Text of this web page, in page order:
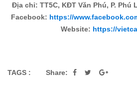
Địa chỉ: TT5C, KĐT Văn Phú, P. Phú
Facebook: https://
Website: https://
TAGS : Share: